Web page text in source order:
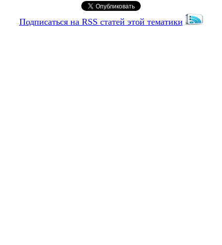
Подписаться на RSS статей этой тематики